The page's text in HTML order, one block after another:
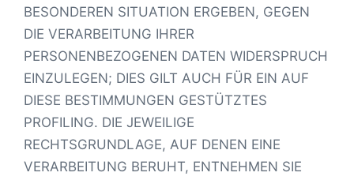
BESONDEREN SITUATION ERGEBEN, GEGEN
DIE VERARBEITUNG IHRER
PERSONENBEZOGENEN DATEN WIDERSPRUCH
EINZULEGEN; DIES GILT AUCH FÜR EIN AUF
DIESE BESTIMMUNGEN GESTÜTZTES
PROFILING. DIE JEWEILIGE
RECHTSGRUNDLAGE, AUF DENEN EINE
VERARBEITUNG BERUHT, ENTNEHMEN SIE